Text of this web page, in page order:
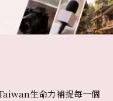
生命力補捉每一個